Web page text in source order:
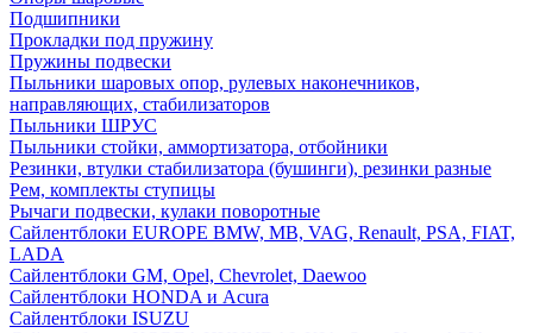
Подшипники
Прокладки под пружину
Пружины подвески
Пыльники шаровых опор, рулевых наконечников,
направляющих, стабилизаторов
Пыльники ШРУС
Пыльники стойки, аммортизатора, отбойники
Резинки, втулки стабилизатора (бушинги), резинки разные
Рем, комплекты ступицы
Рычаги подвески, кулаки поворотные
Сайлентблоки EUROPE BMW, MB, VAG, Renault, PSA, FIAT,
LADA
Сайлентблоки GM, Opel, Chevrolet, Daewoo
Сайлентблоки HONDA и Acura
Сайлентблоки ISUZU